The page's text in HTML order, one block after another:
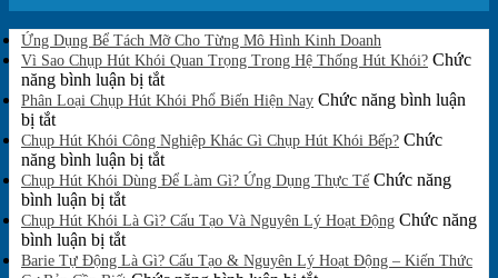
Ứng Dụng Bể Tách Mỡ Cho Từng Mô Hình Kinh Doanh
có
bình
luận
ở
Dụng
Tách
Cho
Từng
Hình
Vì Sao Chụp Hút Khói Quan Trọng Trong Hệ Thống Hút Khói? Chức
năng bình luận bị tắtở
Vì
Chụp
Hút
Khói
Trọng
Hệ
Phân Loại Chụp Hút Khói Phổ Biến Hiện Nay Chức năng bình luận
bị tắtở
Phân
Loại
Chụp
Hút
Khói
Phổ
Biến
Chụp Hút Khói Công Nghiệp Khác Gì Chụp Hút Khói Bếp? Chức
năng bình luận bị tắtở
Chụp
Khói
Nghiệp
Chụp Hút Khói Dùng Để Làm Gì? Ứng Dụng Thực Tế Chức năng
bình luận bị tắtở
Chụp
Hút
Khói
Chụp Hút Khói Là Gì? Cấu Tạo Và Nguyên Lý Hoạt Động Chức năng
bình luận bị tắtở
Chụp
Barie Tự Động Là Gì? Cấu Tạo & Nguyên Lý Hoạt Động – Kiến Thức